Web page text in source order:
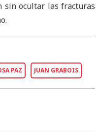
ocultar las fracturas
PAZ JUAN GRABOIS